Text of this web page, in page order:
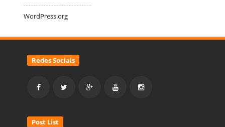
WordPress.org
Redes Sociais
Post List